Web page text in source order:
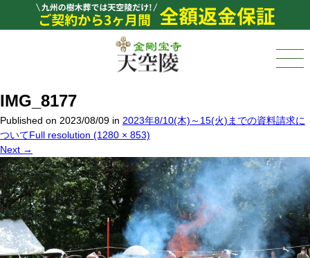
IMG_8177
Published on 2023/08/09 in 2023年8/10(木)～15(火)までの資料請求に
ついてFull resolution (1280 × 853)
Next →